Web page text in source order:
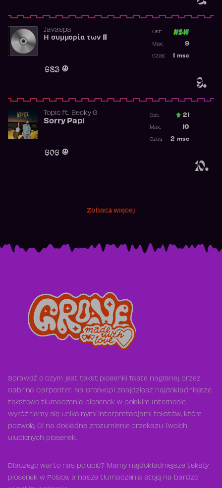
9.
Javaspa
Η συμμορία των 11
683
Ost:
9
Max:
msc
Czas:
10.
Topicft. Becky G
Sorry Papi
606
Ost.: 21
10
Max:
2 msc
Czas:
Zobacz więcej
Sprawdź o czym jest tekst piosenki Taste nagranej przez
Sabrina Carpenter. Na Groove.pl znajdziesz najdokładniejsze
tekstowo tłumaczenia piosenek w polskim Internecie.
Wyróżniamy się unikalnymi interpretacjami tekstów, które
pozwolą Ci na dokładne zrozumienie przekazu Twoich
ulubionych piosenek.
Dlaczego warto nas polubić? Mamy najdokładniejsze teksty
piosenek w Polsce, a nasze tłumaczenia stoją na bardzo